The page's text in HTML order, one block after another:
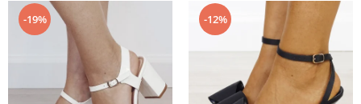
-19% -12%